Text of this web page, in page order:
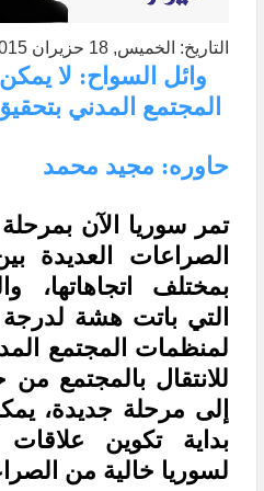
التاريخ: الخميس, 18 حزيران 2015
وائل السواح: لا
المجتمع المدني
حاوره: مجيد محمد
تمر سوريا الآن
الصراعات العديدة
بمختلف اتجاهاتها،
التي باتت هشة
لمنظمات المجتمع
للانتقال بالمجتمع من
إلى مرحلة جديدة،
بداية تكوين
لسوريا خالية من